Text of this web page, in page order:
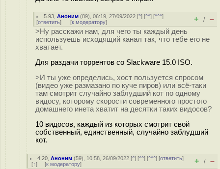
5.93 ,Аноним (89), 06:19, 27/09/2022 [^] [^^] [^^^]
[ответить] [к модератору] + / –
>Ну расскажи нам, для чего ты каждый день
используешь исходящий канал так, что тебе его не
хватает.
Для раздачи торрентов со Slackware 15.0 ISO.
>И ты уже определись, хост пользуется спросом
(видео уже размазано по куче пиров) или всё-таки
там смотрит случайно заблудший кот по одному
видосу, которому скорости современного простого
домашнего инета хватит на десятки таких видосов?
10 видосов, каждый из которых смотрит свой
собственный, единственный, случайно заблудший
кот.
4.20 ,Аноним (59), 10:58, 26/09/2022 [^] [^^] [^^^] [ответить]
[↑] [к модератору] + / –